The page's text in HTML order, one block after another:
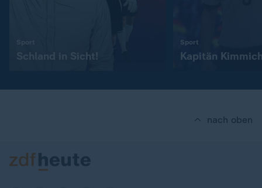
Schland in Sicht!
Sport
Kapitän
nach oben